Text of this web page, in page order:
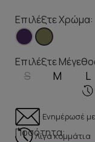
Επιλέξτε Χρώμα:
Επιλέξτε
S M L
Ενημέρωσέ
Λίγα κομμάτια
Ποσότητα: